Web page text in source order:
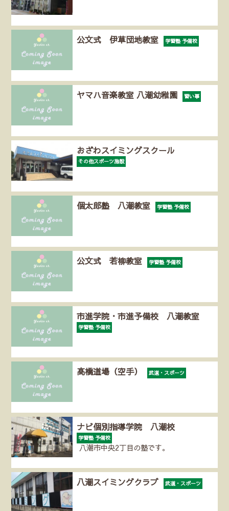
公文式 伊草団地教室 学習塾 予備校
ヤマハ音楽教室 八潮幼稚園 習い事
おざわスイミングスクール
その他スポーツ施設
個太郎塾 八潮教室 学習塾 予備校
公文式 若柳教室 学習塾 予備校
市進学院・市進予備校 八潮教室
学習塾 予備校
高橋道場（空手） 武道・スポーツ
ナビ個別指導学院 八潮校
学習塾 予備校
八潮市中央2丁目の塾です。
八潮スイミングクラブ 武道・スポーツ